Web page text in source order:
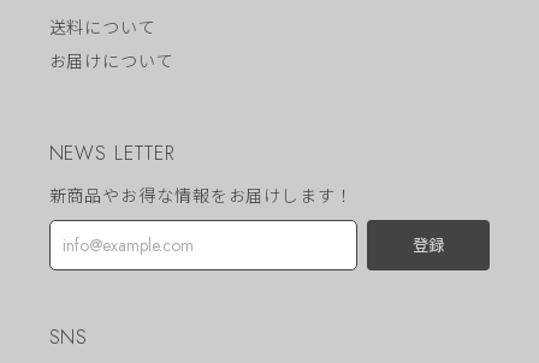
送料について
お届けについて
NEWS LETTER
新商品やお得な情報をお届けします！
登録
SNS